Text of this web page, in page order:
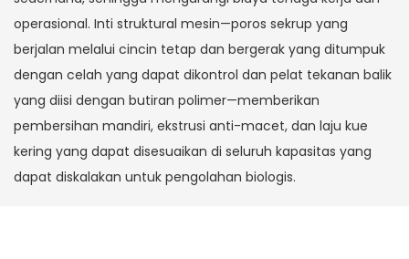
operasional. Inti struktural mesin—poros sekrup yang
berjalan melalui cincin tetap dan bergerak yang ditumpuk
dengan celah yang dapat dikontrol dan pelat tekanan balik
yang diisi dengan butiran polimer—memberikan
pembersihan mandiri, ekstrusi anti-macet, dan laju kue
kering yang dapat disesuaikan di seluruh kapasitas yang
dapat diskalakan untuk pengolahan biologis.